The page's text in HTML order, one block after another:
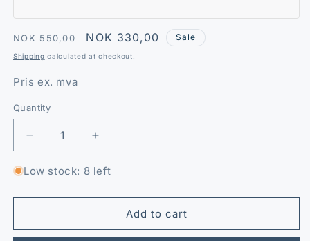
Regular
price
NOK 550,00
Sale
price
NOK 330,00 Sale
Shipping calculated at checkout.
Pris ex. mva
Quantity
Quantity
Decrease
quantity
for
Yanmar
55N
Increase
quantity
for
Yanmar
55N
Low stock: 8 left
Add to cart